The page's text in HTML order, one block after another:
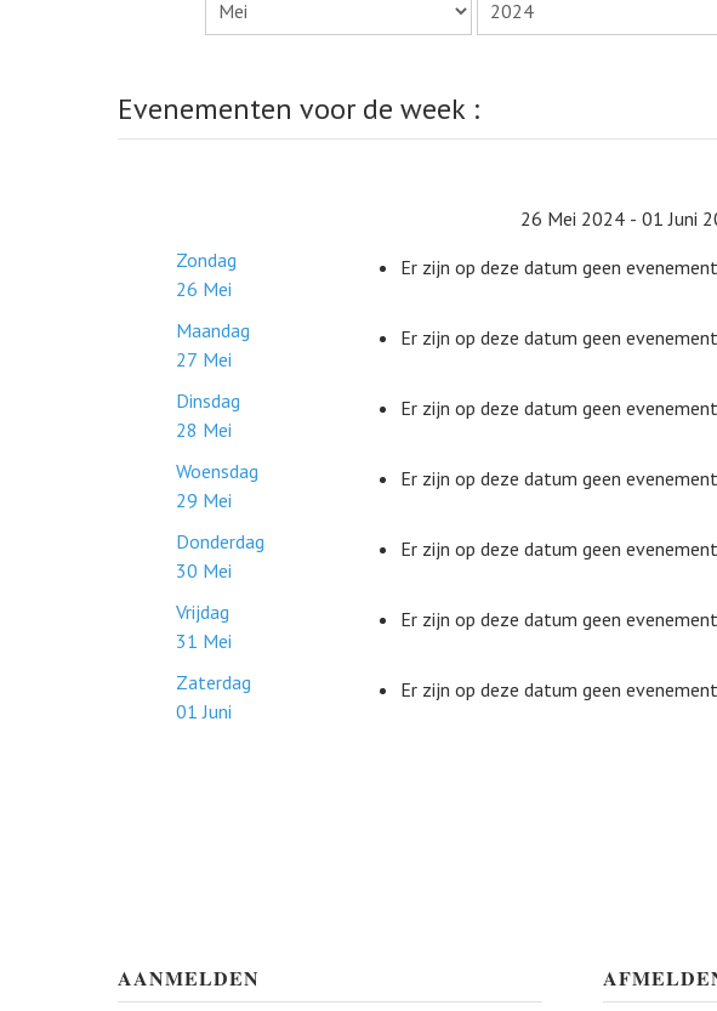
Evenementen voor de week :
26 Mei 2024 - 01 Juni
Zondag
26 Mei
Er zijn op deze datum geen
Maandag
27 Mei
Er zijn op deze datum geen
Dinsdag
28 Mei
Er zijn op deze datum geen
Woensdag
29 Mei
Er zijn op deze datum geen
Donderdag
30 Mei
Er zijn op deze datum geen
Vrijdag
31 Mei
Er zijn op deze datum geen
Zaterdag
01 Juni
Er zijn op deze datum geen
AANMELDEN